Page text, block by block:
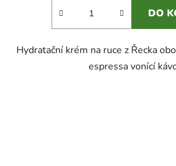
DO
Hydratační krém na ruce z Řecka
espressa vonící